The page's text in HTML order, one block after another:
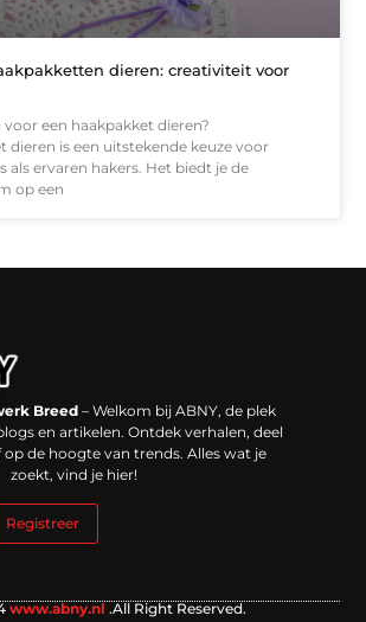
dieren: creativiteit voor
voor een haakpakket dieren?
dieren is een uitstekende keuze voor
als ervaren hakers. Het biedt je de
op een
Breed – Welkom bij ABNY, de plek
en artikelen. Ontdek verhalen, deel
op de hoogte van trends. Alles wat je
zoekt, vind je hier!
Registreer
www.abny.nl .All Right Reserved.